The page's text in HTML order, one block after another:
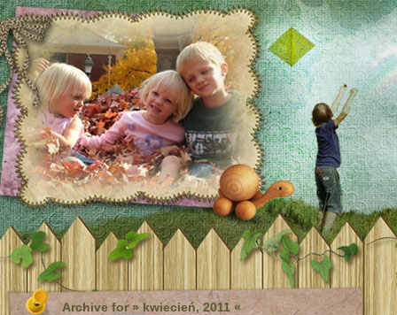
Archive for » kwiecień, 2011 «